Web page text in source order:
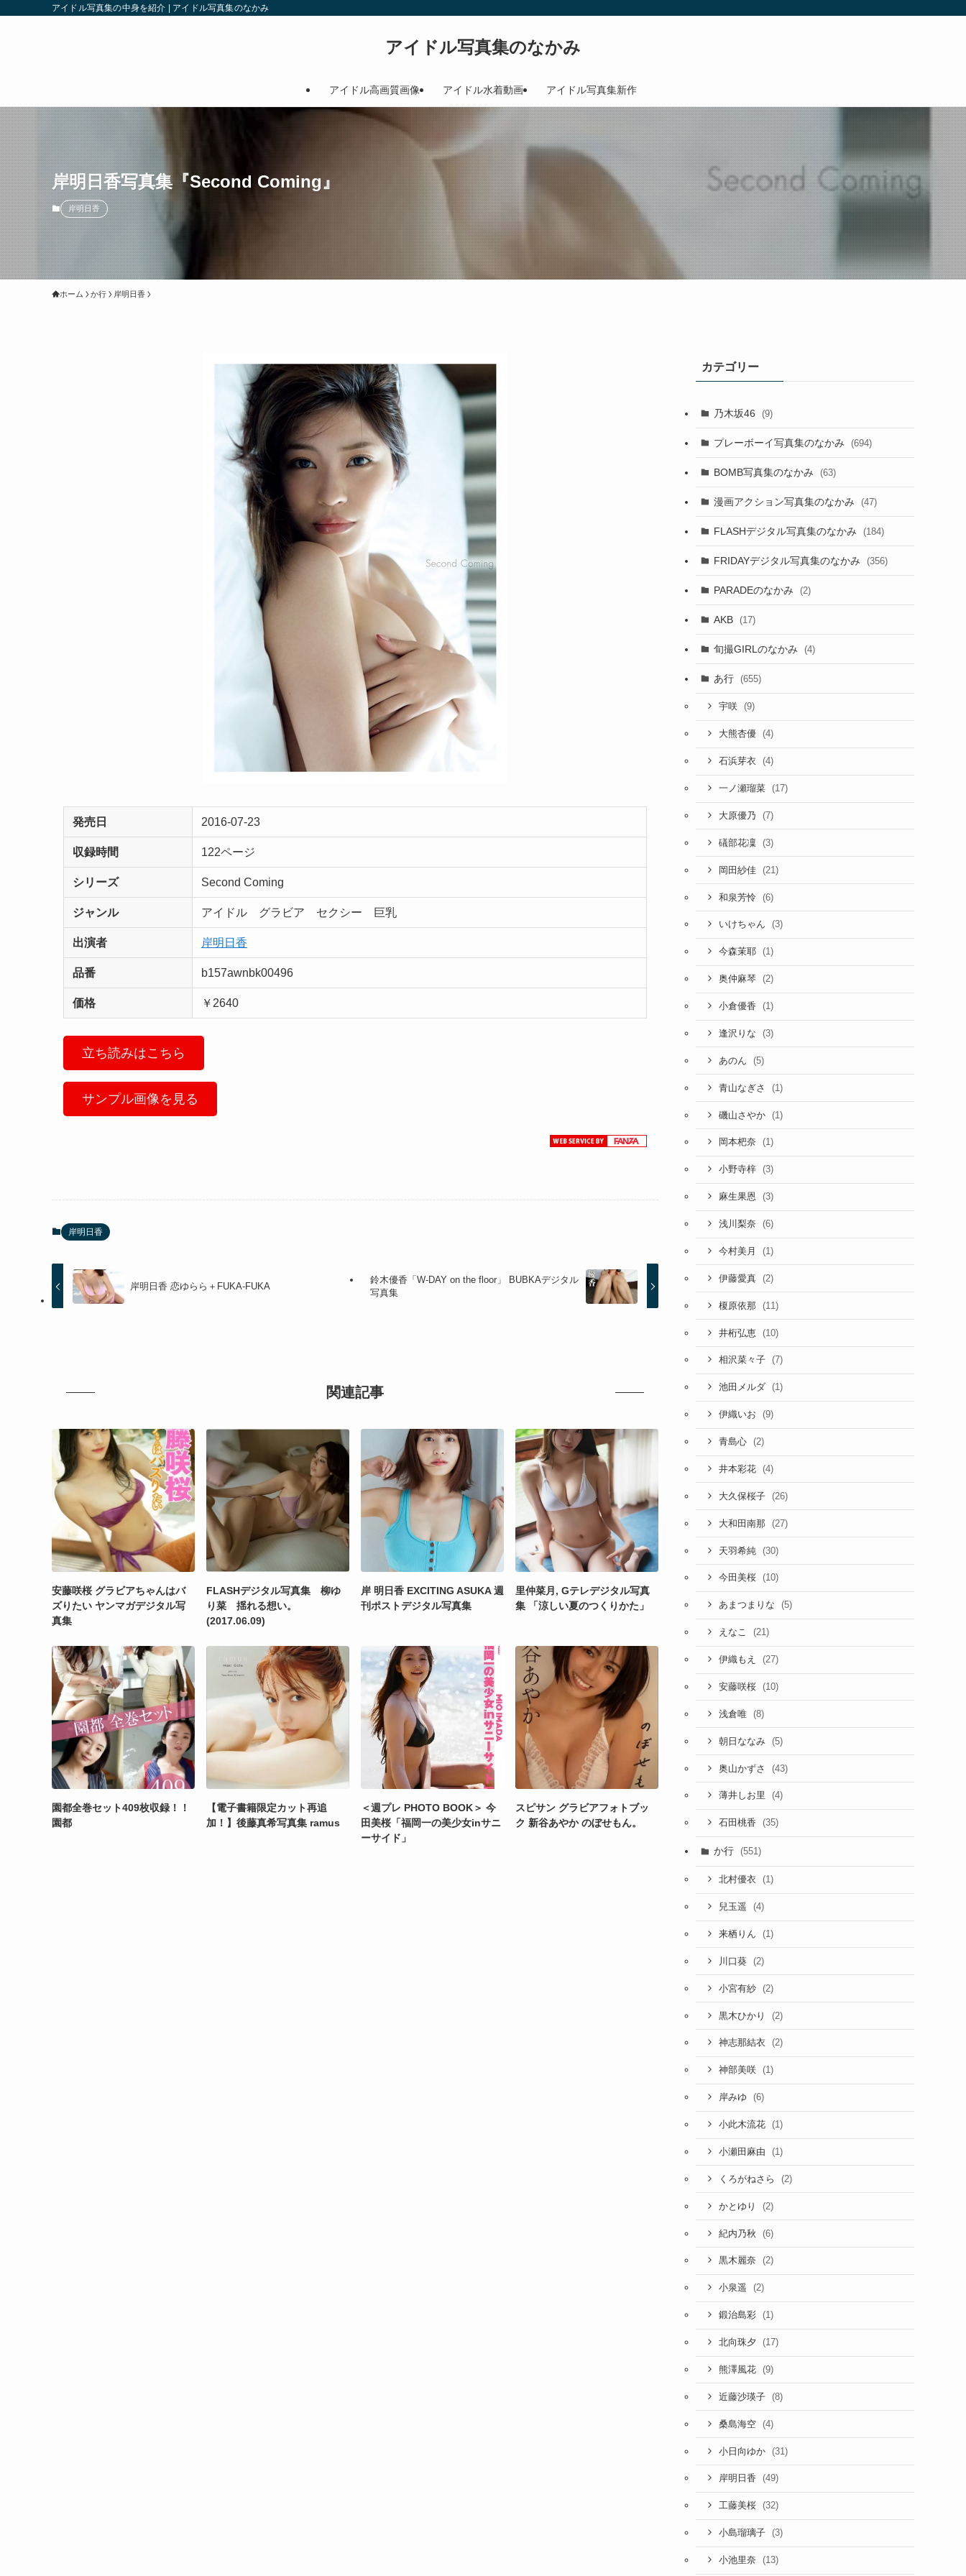
アイドル写真集の中身を紹介 | アイドル写真集のなかみ
アイドル写真集のなかみ
アイドル高画質画像 アイドル水着動画 アイドル写真集新作
岸明日香写真集『Second Coming』
岸明日香
ホーム か行 岸明日香
発売日 2016-07-23
収録時間 122ページ
シリーズ Second Coming
ジャンル アイドル グラビア セクシー 巨乳
出演者 岸明日香
品番 b157awnbk00496
価格 ￥2640
立ち読みはこちら
サンプル画像を見る
岸明日香
岸明日香 恋ゆらら＋FUKA-FUKA
鈴木優香「W-DAY on the floor」 BUBKAデジタル
写真集
関連記事
安藤咲桜 グラビアちゃんはバ
ズりたい ヤンマガデジタル写
真集
FLASHデジタル写真集 柳ゆ
り菜 揺れる想い。
(2017.06.09)
岸 明日香 EXCITING ASUKA 週
刊ポストデジタル写真集
里仲菜月, Gテレデジタル写真
集 「涼しい夏のつくりかた」
園都全巻セット409枚収録！！
園都
【電子書籍限定カット再追
加！】後藤真希写真集 ramus
＜週プレ PHOTO BOOK＞ 今
田美桜「福岡一の美少女inサニ
ーサイド」
スピサン グラビアフォトブッ
ク 新谷あやか のぼせもん。
カテゴリー
乃木坂46 (9)
プレーボーイ写真集のなかみ (694)
BOMB写真集のなかみ (63)
漫画アクション写真集のなかみ (47)
FLASHデジタル写真集のなかみ (184)
FRIDAYデジタル写真集のなかみ (356)
PARADEのなかみ (2)
AKB (17)
旬撮GIRLのなかみ (4)
あ行 (655)
宇咲 (9)
大熊杏優 (4)
石浜芽衣 (4)
一ノ瀬瑠菜 (17)
大原優乃 (7)
礒部花凜 (3)
岡田紗佳 (21)
和泉芳怜 (6)
いけちゃん (3)
今森茉耶 (1)
奥仲麻琴 (2)
小倉優香 (1)
逢沢りな (3)
あのん (5)
青山なぎさ (1)
磯山さやか (1)
岡本杷奈 (1)
小野寺梓 (3)
麻生果恩 (3)
浅川梨奈 (6)
今村美月 (1)
伊藤愛真 (2)
榎原依那 (11)
井桁弘恵 (10)
相沢菜々子 (7)
池田メルダ (1)
伊織いお (9)
青島心 (2)
井本彩花 (4)
大久保桜子 (26)
大和田南那 (27)
天羽希純 (30)
今田美桜 (10)
あまつまりな (5)
えなこ (21)
伊織もえ (27)
安藤咲桜 (10)
浅倉唯 (8)
朝日ななみ (5)
奥山かずさ (43)
薄井しお里 (4)
石田桃香 (35)
か行 (551)
北村優衣 (1)
兒玉遥 (4)
来栖りん (1)
川口葵 (2)
小宮有紗 (2)
黒木ひかり (2)
神志那結衣 (2)
神部美咲 (1)
岸みゆ (6)
小此木流花 (1)
小瀬田麻由 (1)
くろがねさら (2)
かとゆり (2)
紀内乃秋 (6)
黒木麗奈 (2)
小泉遥 (2)
鍛治島彩 (1)
北向珠夕 (17)
熊澤風花 (9)
近藤沙瑛子 (8)
桑島海空 (4)
小日向ゆか (31)
岸明日香 (49)
工藤美桜 (32)
小島瑠璃子 (3)
小池里奈 (13)